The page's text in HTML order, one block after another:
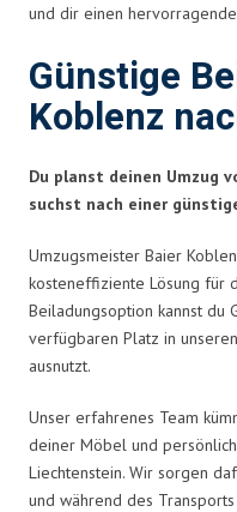
und dir einen
Günstige
Koblenz
Du planst deinen Umzug
suchst nach einer
Umzugsmeister Baier
kosteneffiziente Lösung für
Beiladungsoption kannst du
verfügbaren Platz in
ausnutzt.
Unser erfahrenes Team
deiner Möbel und
Liechtenstein. Wir sorgen
und während des